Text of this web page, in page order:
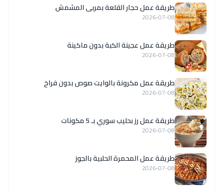
طريقة عمل حجار القلعة بمربى المشمش
2026-07-08
طريقة عمل عجينة الكبة بدون ماكينة
2026-07-08
طريقة عمل مكرونة بالوايت صوص بدون فراخ
2026-07-08
طريقة عمل رز بحليب سوري بـ 5 مكونات
2026-07-08
طريقة عمل المحمرة الحلبية بالجوز
2026-07-08